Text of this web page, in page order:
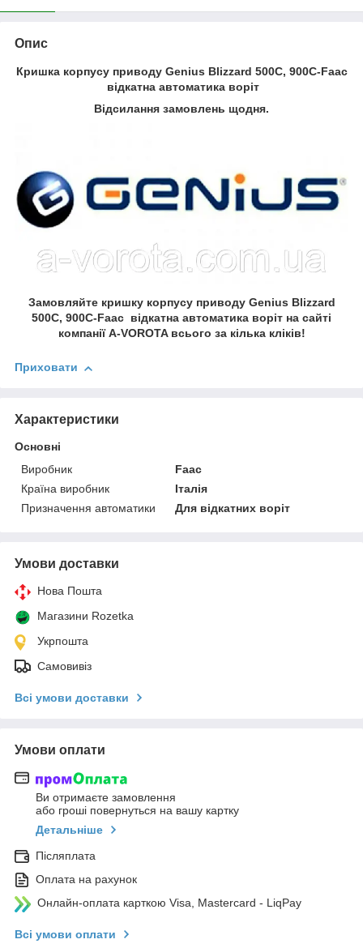
Опис
Кришка корпусу приводу Genius Blizzard 500C, 900C-Faac
відкатна автоматика воріт
Відсилання замовлень щодня.
Замовляйте кришку корпусу приводу Genius Blizzard
500C, 900C-Faac відкатна автоматика воріт на сайті
компанії A-VOROTA всього за кілька кліків!
Приховати
Характеристики
Основні
Виробник
Faac
Країна виробник
Італія
Призначення автоматики
Для відкатних воріт
Умови доставки
Нова Пошта
Магазини Rozetka
Укрпошта
Самовивіз
Всі умови доставки
Умови оплати
Ви отримаєте замовлення
або гроші повернуться на вашу картку
Детальніше
Післяплата
Оплата на рахунок
Онлайн-оплата карткою Visa, Mastercard - LiqPay
Всі умови оплати